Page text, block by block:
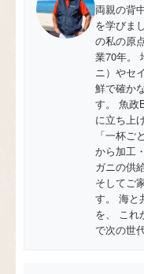
両親の背
を学びま
の私の原
業70年。
ニ）やセ
鮮で確か
す。 魚政
に立ち上
「一杯ご
から加工
ガニの供
そしてご
す。 海と
を、 これ
で次の世